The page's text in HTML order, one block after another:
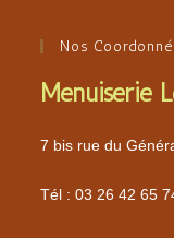
Nos
Menuiserie
7 bis rue du
Tél :03 26 42 65